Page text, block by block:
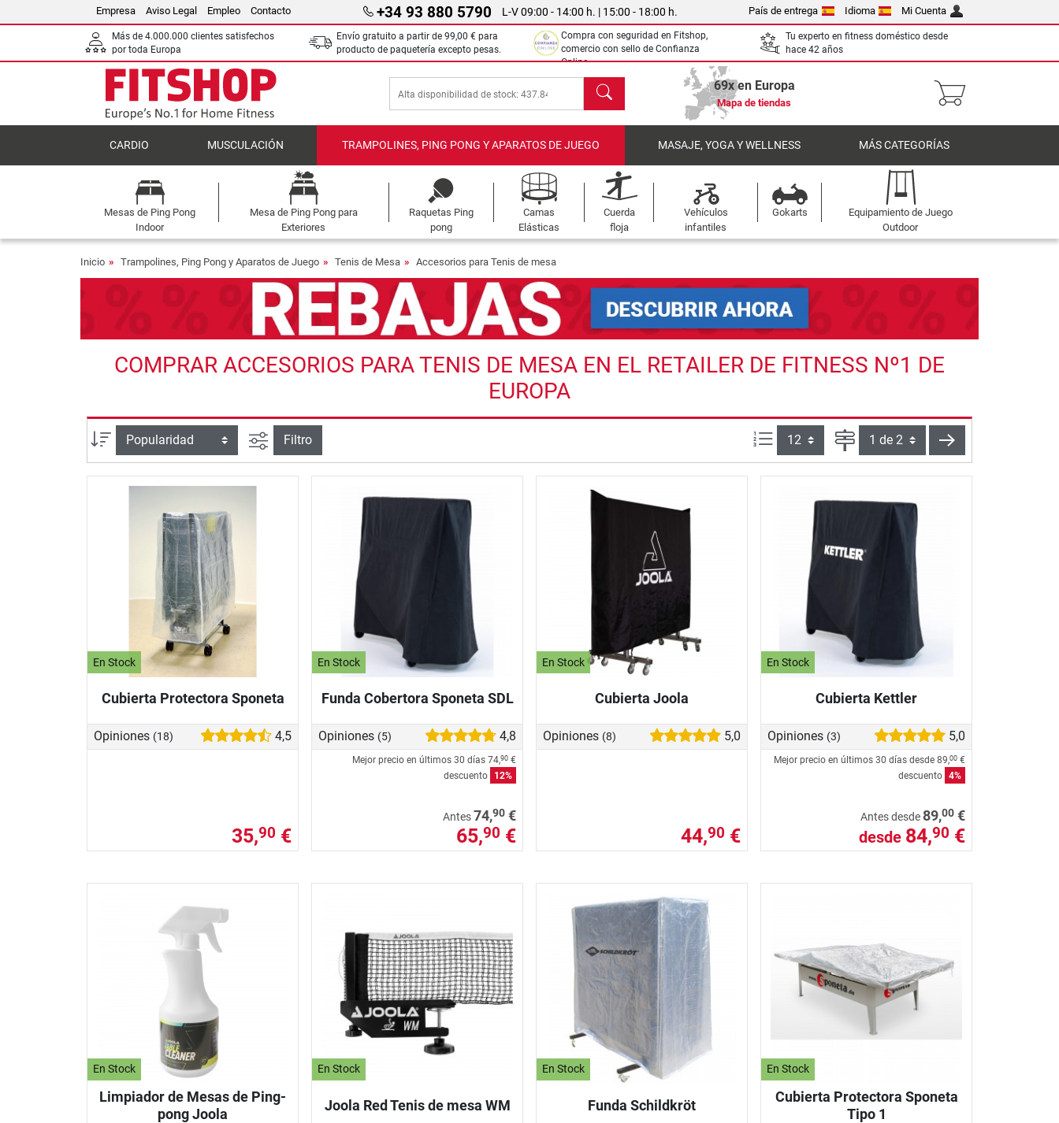
Empresa Aviso Legal Empleo Contacto +34 93 880 5790 L-V 09:00 - 14:00 h. | 15:00 - 18:00 h. País de entrega Idioma Mi Cuenta
Más de 4.000.000 clientes satisfechos
por toda Europa
Envío gratuito a partir de 99,00 € para
producto de paquetería excepto pesas.
Compra con seguridad en Fitshop,
comercio con sello de Confianza
Online.
Tu experto en fitness doméstico desde
hace 42 años
Buscar 69x en Europa
Mapa de tiendas
CARDIO MUSCULACIÓN TRAMPOLINES, PING PONG Y APARATOS DE JUEGO MASAJE, YOGA Y WELLNESS MÁS CATEGORÍAS
Mesas de Ping Pong
Indoor
Mesa de Ping Pong para
Exteriores
Raquetas Ping
pong
Camas
Elásticas
Cuerda
floja
Vehículos
infantiles
Gokarts
Equipamiento de Juego
Outdoor
Inicio Trampolines, Ping Pong y Aparatos de Juego Tenis de Mesa Accesorios para Tenis de mesa
COMPRAR ACCESORIOS PARA TENIS DE MESA EN EL RETAILER DE FITNESS Nº1 DE
EUROPA
Ordenar por Busqueda avanzada
Filtro Artículos por página:
Página siguiente
En Stock
Cubierta Protectora Sponeta
Opiniones (18) 4,5
35,90 €
En Stock
Funda Cobertora Sponeta SDL
Opiniones (5) 4,8
Mejor precio en últimos 30 días 74,90 €
descuento
12%
Antes74,90 €
65,90 €
En Stock
Cubierta Joola
Opiniones (8) 5,0
44,90 €
En Stock
Cubierta Kettler
Opiniones (3) 5,0
Mejor precio en últimos 30 días desde 89,00 €
descuento 4%
Antes desde89,00 €
desde 84,90 €
En Stock
Limpiador de Mesas de Ping-
pong Joola
En Stock
Joola Red Tenis de mesa WM
En Stock
Funda Schildkröt
En Stock
Cubierta Protectora Sponeta
Tipo 1